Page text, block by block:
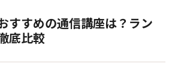
すすめの通信講座は？ラン
底比較